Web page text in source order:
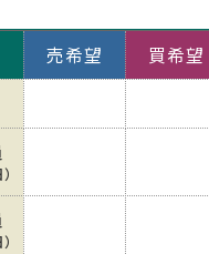
売希望 買希望